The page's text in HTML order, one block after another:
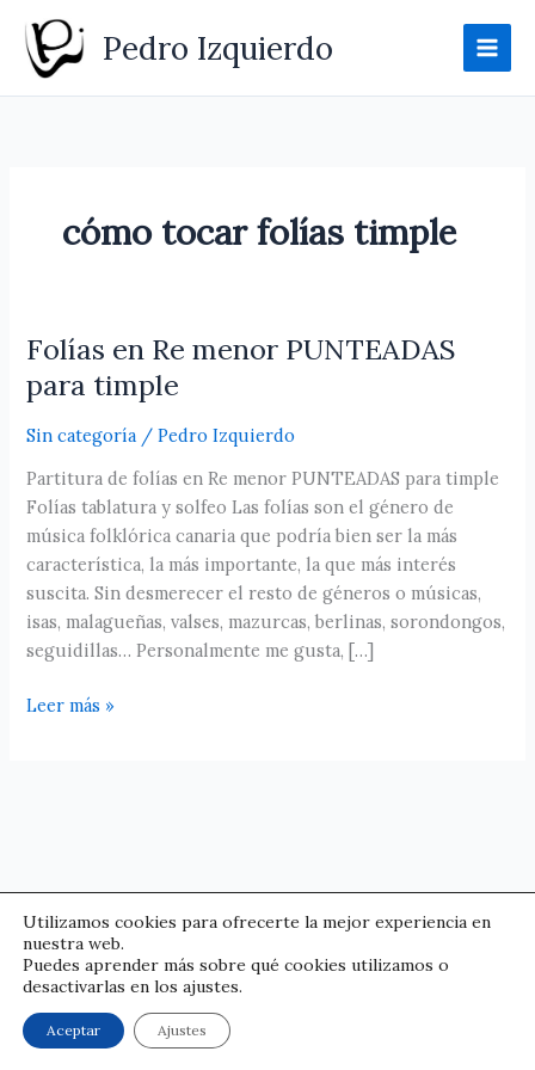
contenido
Pedro Izquierdo
cómo tocar folías timple
Folías en Re menor PUNTEADAS
para timple
Sin categoría /Pedro Izquierdo
Partitura de folías en Re menor PUNTEADAS para timple
Folías tablatura y solfeo Las folías son el género de
música folklórica canaria que podría bien ser la más
característica, la más importante, la que más interés
suscita. Sin desmerecer el resto de géneros o músicas,
isas, malagueñas, valses, mazurcas, berlinas, sorondongos,
seguidillas… Personalmente me gusta, […]
Folías
Re
menor
para
timple
Leer más »
© Pedro Izquierdo | Condiciones legales
Utilizamos cookies para ofrecerte la mejor experiencia en
nuestra web.
Puedes aprender más sobre qué cookies utilizamos o
desactivarlas en los ajustes.
Aceptar Ajustes